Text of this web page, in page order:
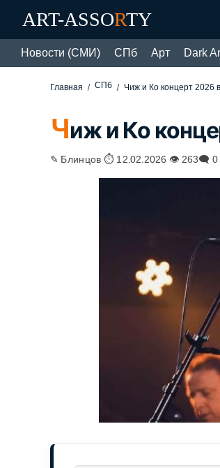
ART-ASSORTY
Новости (СМИ) СПб Арт Dark
Главная СПб Чиж и Ко концерт 2026
Чиж и Ко
✎ Блинцов ⏱ 12.02.2026 👁 263🗨 0